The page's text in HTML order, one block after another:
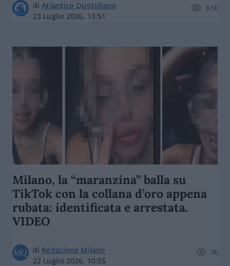
diAtlantico Quotidiano
23 Luglio 2026, 13:51
3.1k
Milano, la “maranzina” balla su
TikTok con la collana d’oro appena
rubata: identificata e arrestata.
VIDEO
di Redazione Milano
22 Luglio 2026, 10:55
7k